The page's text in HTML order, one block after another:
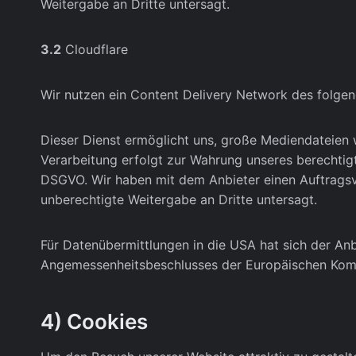
Weitergabe an Dritte untersagt.
3.2 Cloudflare
Wir nutzen ein Content Delivery Network des
Dieser Dienst ermöglicht uns, große
Verarbeitung erfolgt zur Wahrung unseres
DSGVO. Wir haben mit dem Anbieter einen
unberechtigte Weitergabe an Dritte untersagt.
Für Datenübermittlungen in die USA hat sich der
Angemessenheitsbeschlusses der Europäischen
4) Cookies